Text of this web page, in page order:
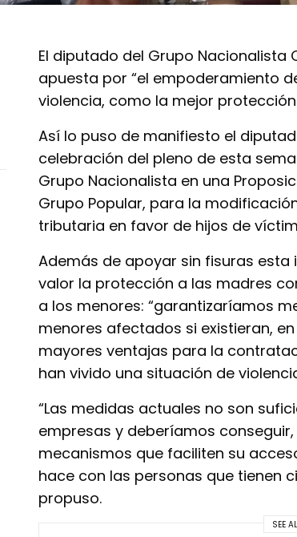
El diputado del Grupo Nacionalista
apuesta por “el empoderamiento
violencia, como la mejor
Así lo puso de manifiesto el
celebración del pleno de esta
Grupo Nacionalista en una
Grupo Popular, para la
tributaria en favor de hijos de
Además de apoyar sin fisuras esta
valor la protección a las madres
a los menores: “garantizaríamos
menores afectados si existieran,
mayores ventajas para la
han vivido una situación de
“Las medidas actuales no son
empresas y deberíamos
mecanismos que faciliten su
hace con las personas que tienen
propuso.
SEE